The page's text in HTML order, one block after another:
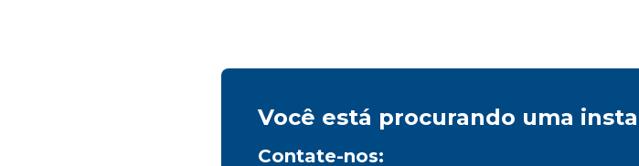
Você está procurando uma
Contate-nos: